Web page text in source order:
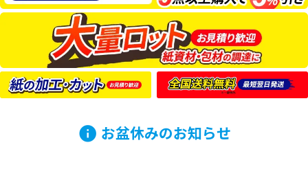
info お盆休みのお知らせ